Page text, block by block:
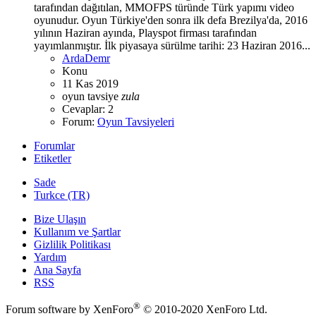
tarafından dağıtılan, MMOFPS türünde Türk yapımı video
oyunudur. Oyun Türkiye'den sonra ilk defa Brezilya'da, 2016
yılının Haziran ayında, Playspot firması tarafından
yayımlanmıştır. İlk piyasaya sürülme tarihi: 23 Haziran 2016...
ArdaDemr
Konu
11 Kas 2019
oyun tavsiye zula
Cevaplar: 2
Forum: Oyun Tavsiyeleri
Forumlar
Etiketler
Sade
Turkce (TR)
Bize Ulaşın
Kullanım ve Şartlar
Gizlilik Politikası
Yardım
Ana Sayfa
RSS
Forum software by XenForo® © 2010-2020 XenForo Ltd.